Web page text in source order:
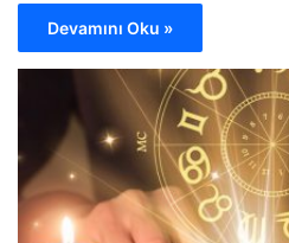
Devamını Oku »